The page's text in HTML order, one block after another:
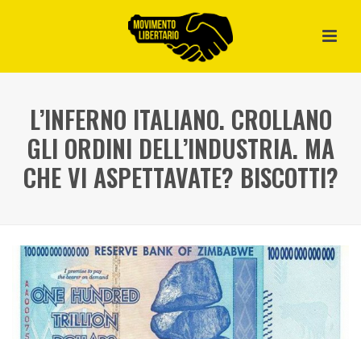
L’INFERNO ITALIANO. CROLLANO
GLI ORDINI DELL’INDUSTRIA. MA
CHE VI ASPETTAVATE? BISCOTTI?